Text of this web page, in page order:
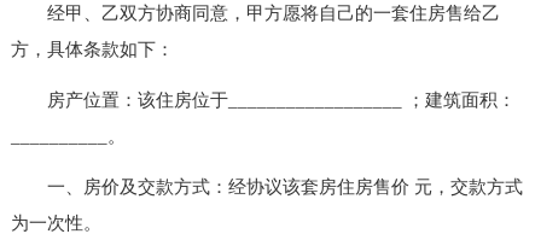
经甲、乙双方协商同意，甲方愿将自己的一套住房售给乙
方，具体条款如下：
房产位置：该住房位于__________________ ；建筑面积：
__________。
一、房价及交款方式：经协议该套房住房售价 元，交款方式
为一次性。